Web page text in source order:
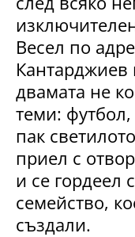
Весел по
Кантарджиев
двамата не
теми:
пак
приел с
и се гордеел
семейство,
създали.